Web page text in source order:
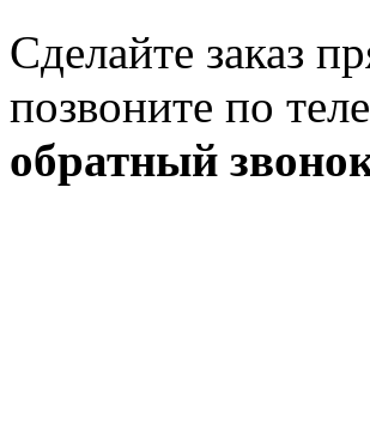
Сделайте заказ
позвоните по
обратный